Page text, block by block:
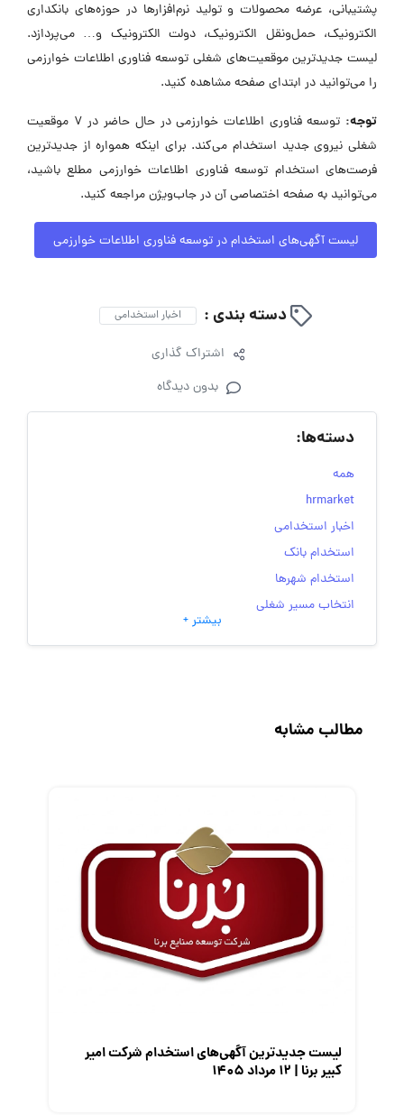
پشتیبانی، عرضه محصولات و تولید نرم‌افزارها در حوزه‌های بانکداری
الکترونیک، حمل‌ونقل الکترونیک، دولت الکترونیک و… می‌پردازد.
لیست جدیدترین موقعیت‌های شغلی توسعه فناوری اطلاعات خوارزمی
را می‌توانید در ابتدای صفحه مشاهده کنید.
توجه:
توسعه فناوری اطلاعات خوارزمی در حال حاضر در ۷ موقعیت
شغلی نیروی جدید استخدام می‌کند. برای اینکه همواره از جدیدترین
فرصت‌های استخدام توسعه فناوری اطلاعات خوارزمی مطلع باشید،
می‌توانید به صفحه اختصاصی آن در جاب‌ویژن مراجعه کنید.
لیست آگهی‌های استخدام در توسعه فناوری اطلاعات خوارزمی
دسته بندی : اخبار استخدامی
اشتراک گذاری
بدون دیدگاه
دسته‌ها:
همه
hrmarket
اخبار استخدامی
استخدام بانک
استخدام شهرها
انتخاب مسیر شغلی
به‌روزرسانی‌های سایت (کارجویی)
رزومه
کارفرمایان
گزارش‌های آماری
معرفی متخصصان منابع انسانی
بیشتر +
مطالب مشابه
لیست جدیدترین آگهی‌های استخدام شرکت امیر
کبیر برنا | ۱۲ مرداد ۱۴۰۵